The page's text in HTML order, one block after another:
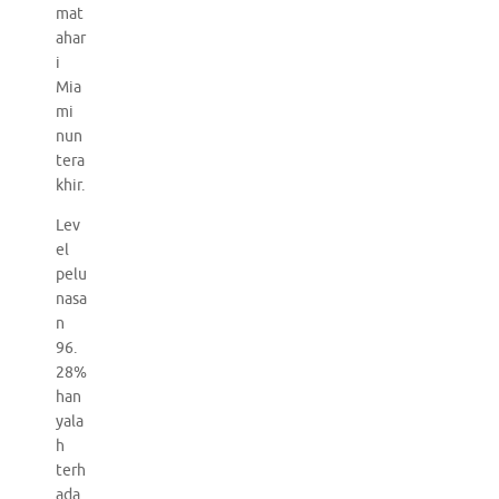
mat
ahar
i
Mia
mi
nun
tera
khir.
Lev
el
pelu
nasa
n
96.
28%
han
yala
h
terh
ada